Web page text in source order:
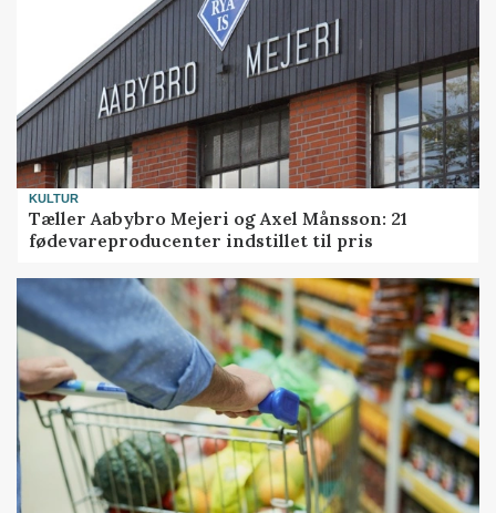
KULTUR
Tæller Aabybro Mejeri og Axel Månsson: 21
fødevareproducenter indstillet til pris